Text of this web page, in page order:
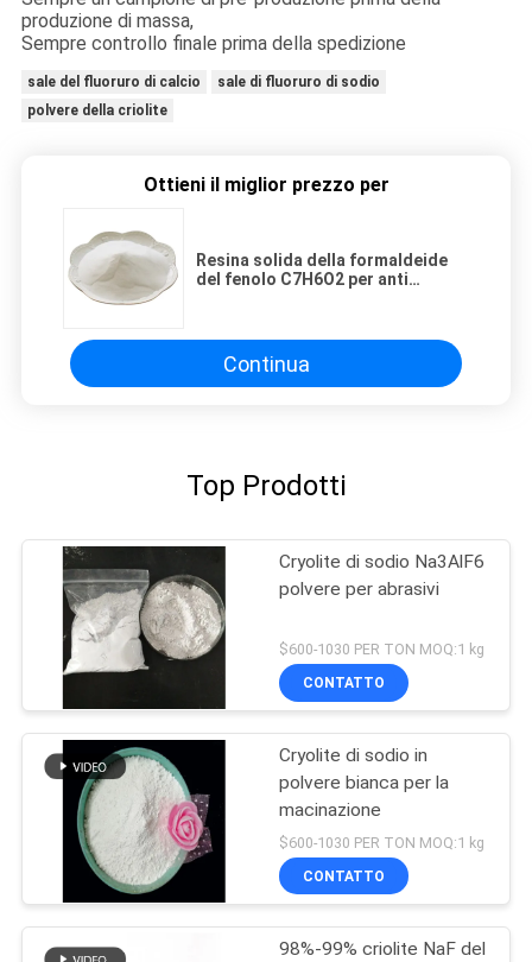
produzione di massa,
Sempre controllo finale prima della spedizione
sale del fluoruro di calcio
sale di fluoruro di sodio
polvere della criolite
Ottieni il miglior prezzo per
Resina solida della formaldeide
del fenolo C7H6O2 per anti
Continua
Top Prodotti
Cryolite di sodio Na3AlF6
polvere per abrasivi
$600-1030 PER TON MOQ:1 kg
CONTATTO
Cryolite di sodio in
polvere bianca per la
macinazione
$600-1030 PER TON MOQ:1 kg
CONTATTO
98%-99% criolite NaF del